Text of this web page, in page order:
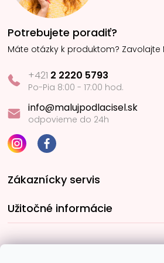
Potrebujete poradiť?
Máte otázky k produktom? Zavolajte
+421 2 2220 5793
Po-Pia 8:00 - 17:00 hod.
info@malujpodlacisel.sk
odpovieme do 24h
Zákaznícky servis
Užitočné informácie